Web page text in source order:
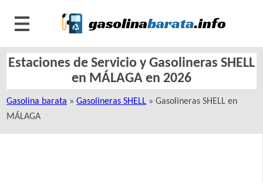
Estaciones de Servicio y Gasolineras SHELL
en MÁLAGA en 2026
Gasolina barata »Gasolineras SHELL » Gasolineras SHELL en
MÁLAGA